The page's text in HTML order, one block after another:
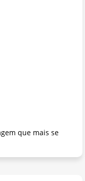
que mais se